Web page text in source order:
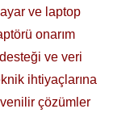
ve laptop
onarım
ve veri
ihtiyaçlarına
çözümler